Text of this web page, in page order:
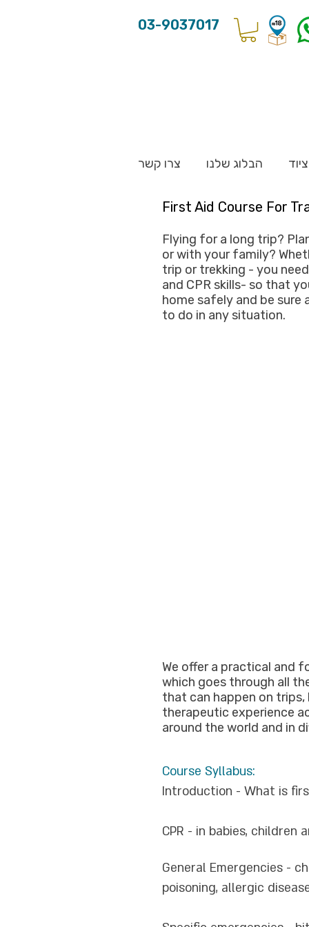
03-9037017
הבלוג שלנו צרו קשר
First Aid Course For
Flying for a long trip?
or with your family?
trip or trekking - you
and CPR skills- so that
home safely and be sure
to do in any situation.
We offer a practical and
which goes through all
that can happen on
therapeutic experience
around the world and in
Course Syllabus:
Introduction - What is
CPR - in babies,
General Emergencies -
poisoning, allergic